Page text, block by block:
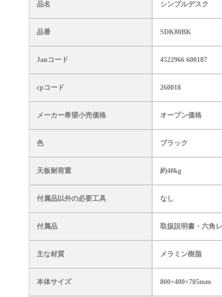
品名 シンプルデスク
品番 SDK80BK
Janコード 4522966 600187
cpコード 260018
メーカー希望小売価格 オープン価格
色 ブラック
天板耐荷重 約40kg
付属品以外の必要工具 なし
付属品 取扱説明書・六角
主な材質 メラミン樹脂
本体サイズ 800×400×705mm